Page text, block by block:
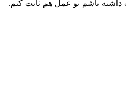
داشته باشم تو عمل هم ثابت کنم.